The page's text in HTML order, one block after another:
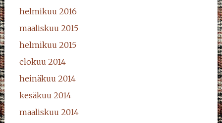
helmikuu 2016
maaliskuu 2015
helmikuu 2015
elokuu 2014
heinäkuu 2014
kesäkuu 2014
maaliskuu 2014